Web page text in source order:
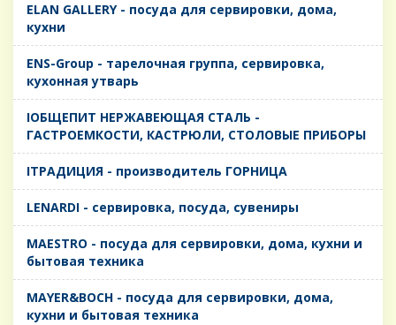
ELAN GALLERY - посуда для сервировки, дома,
кухни
ENS-Group - тарелочная группа, сервировка,
кухонная утварь
IОБЩЕПИТ НЕРЖАВЕЮЩАЯ СТАЛЬ -
ГАСТРОЕМКОСТИ, КАСТРЮЛИ, СТОЛОВЫЕ ПРИБОРЫ
IТРАДИЦИЯ - производитель ГОРНИЦА
LENARDI - сервировка, посуда, сувениры
MAESTRO - посуда для сервировки, дома, кухни и
бытовая техника
MAYER&BOCH - посуда для сервировки, дома,
кухни и бытовая техника